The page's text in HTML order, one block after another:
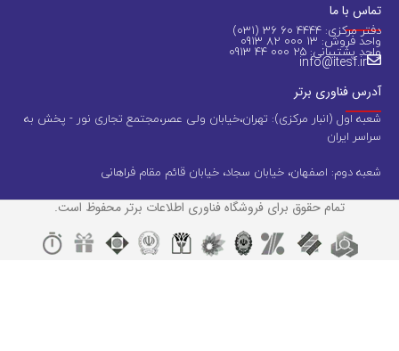
تماس با ما
دفتر مرکزی: 4444 60 36 (031)
واحد فروش: 13 000 82 0913
واحد پشتیبانی: 25 000 44 0913
info@itesf.ir
آدرس فناوری برتر
شعبه اول (انبار مرکزی): تهران،خیابان ولی عصر،مجتمع تجاری نور - پخش به
سراسر ایران
شعبه دوم: اصفهان، خیابان سجاد، خیابان قائم مقام فراهانی
تمام حقوق برای فروشگاه فناوری اطلاعات برتر محفوظ است.